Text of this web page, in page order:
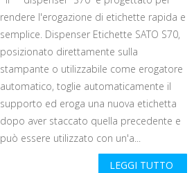
rendere l'erogazione di etichette rapida e
semplice. Dispenser Etichette SATO S70,
posizionato direttamente sulla
stampante o utilizzabile come erogatore
automatico, toglie automaticamente il
supporto ed eroga una nuova etichetta
dopo aver staccato quella precedente e
può essere utilizzato con un'a...
LEGGI TUTTO